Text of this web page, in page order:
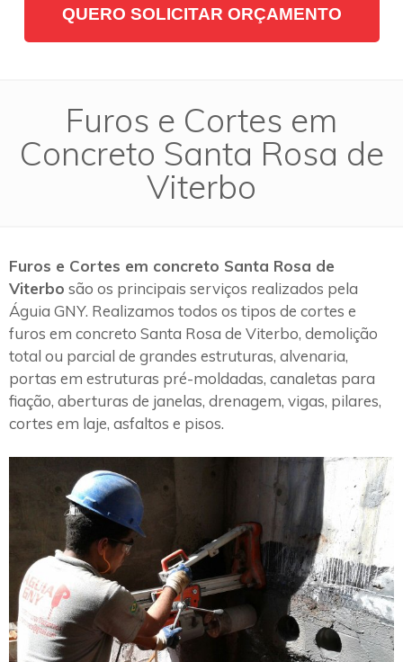
QUERO SOLICITAR ORÇAMENTO
Furos e Cortes em
Concreto Santa Rosa de
Viterbo
Furos e Cortes em concreto Santa Rosa de
Viterbo são os principais serviços realizados pela
Águia GNY. Realizamos todos os tipos de cortes e
furos em concreto Santa Rosa de Viterbo, demolição
total ou parcial de grandes estruturas, alvenaria,
portas em estruturas pré-moldadas, canaletas para
fiação, aberturas de janelas, drenagem, vigas, pilares,
cortes em laje, asfaltos e pisos.